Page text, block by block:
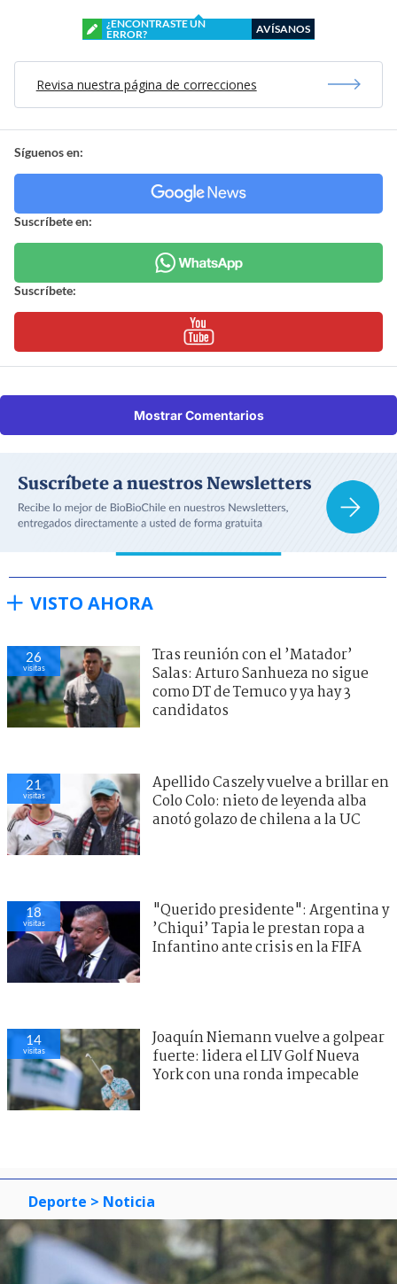
¿ENCONTRASTE UN
ERROR?
AVÍSANOS
Revisa nuestra página de correcciones
Síguenos en:
Suscríbete en:
Suscríbete:
Mostrar Comentarios
VISTO AHORA
26
visitas
Tras reunión con el ’Matador’
Salas: Arturo Sanhueza no sigue
como DT de Temuco y ya hay 3
candidatos
21
visitas
Apellido Caszely vuelve a brillar en
Colo Colo: nieto de leyenda alba
anotó golazo de chilena a la UC
18
visitas
"Querido presidente": Argentina y
’Chiqui’ Tapia le prestan ropa a
Infantino ante crisis en la FIFA
14
visitas
Joaquín Niemann vuelve a golpear
fuerte: lidera el LIV Golf Nueva
York con una ronda impecable
Deporte > Noticia